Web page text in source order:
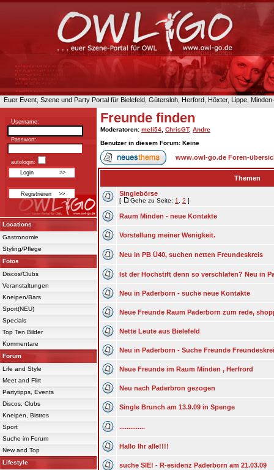
Euer Event, Szene und Party Portal für Bielefeld, Gütersloh, Herford, Höxter, Lippe,
Username:
Passwort:
autologin:
Locations
Gastronomie
Styling/Pflege
Fotos
Discos/Clubs
Veranstaltungen
Kneipen/Bars
Sport(NEU)
Specials
Top Ten Bilder
Kommentare
Forum
Life and Style
Meet and Flirt
Partytipps, Events
Discos, Clubs
Kneipen, Bistros
Sport
Suche im Forum
New and Top
Lifestyle
Freunde finden
Moderatoren: meli54 ChrisGT, Andre
Benutzer in diesem Forum: Keine
www.owl-go.de Foren-
Themen
Singlebörse
[ Gehe zu Seite: 1 2 ]
Raum Minden - neue Kontakte
Vorstellung meiner Wenigkeit.
Neu in PB Ü40, suchen netten Freundeskreis
Ist der Hochstift denn so verschlafen? Neu in
Neu in Paderborn - suche neue Kontakte
Neue Freunde Raum Paderborn zum rede,
Nette Leute aus Bielefeld
Neu in Paderborn - Suche Freunde
Neue Freunde im Raum Minden , Herfrord
Neu nach Paderbron gezogen
Single Brunch am 13.9.09 in Spenge
..............
Hallo Ihr alle!!!!
suche SIE! - R-esidenz Paderborn am 21.03.09